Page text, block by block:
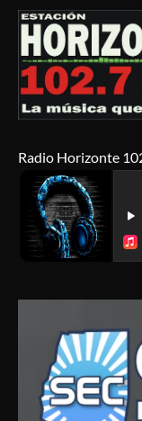
Radio Horizonte